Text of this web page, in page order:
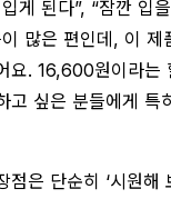
게 된다”, “잠깐 입
많은 편인데, 이 제
요. 16,600원이라는
고 싶은 분들에게 특
점은 단순히 ‘시원해